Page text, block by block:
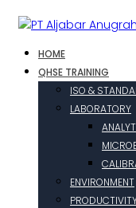
HOME
QHSE TRAINING
ISO &
LABORATORY
ENVIRONMENT